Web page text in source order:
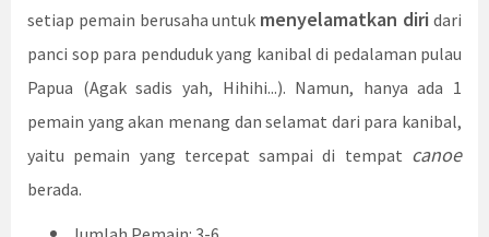
setiap pemain berusaha untuk menyelamatkan diri dari
panci sop para penduduk yang kanibal di pedalaman pulau
Papua (Agak sadis yah, Hihihi...). Namun, hanya ada 1
pemain yang akan menang dan selamat dari para kanibal,
yaitu pemain yang tercepat sampai di tempat canoe
berada.